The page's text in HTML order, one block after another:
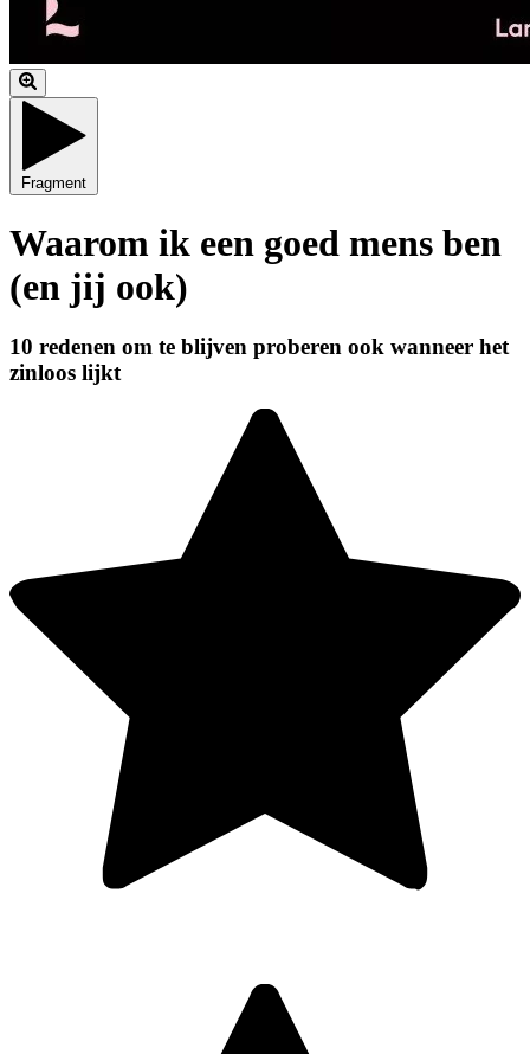
Fragment
Waarom ik een goed mens ben
(en jij ook)
10 redenen om te blijven proberen ook wanneer het
zinloos lijkt